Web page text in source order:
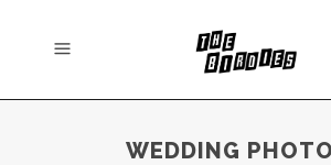
WEDDING